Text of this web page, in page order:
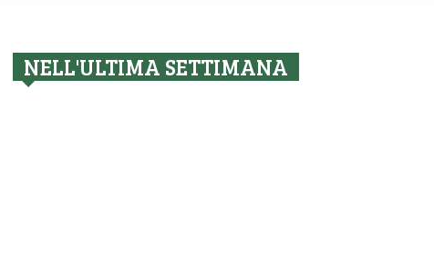
NELL'ULTIMA SETTIMANA